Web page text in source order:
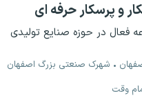
و پرسکار حرفه ای
فعال در حوزه صنایع تولیدی
شهرک صنعتی بزرگ اصفهان
وقت